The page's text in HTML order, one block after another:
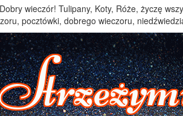
wieczór! Tulipany, Koty, Róże, życzę
pocztówki, dobrego wieczoru,